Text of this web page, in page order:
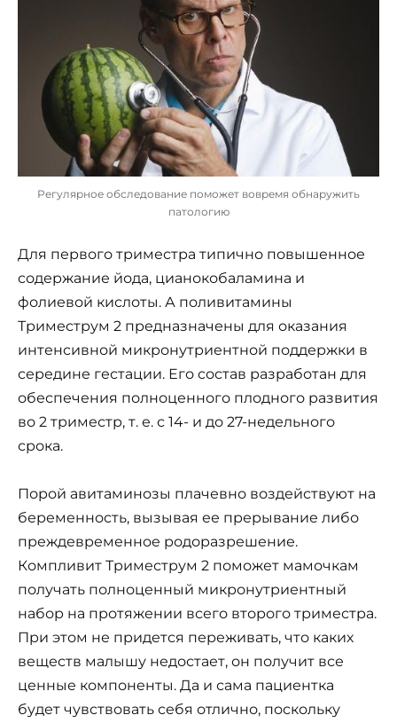
Регулярное обследование поможет вовремя обнаружить
патологию
Для первого триместра типично повышенное
содержание йода, цианокобаламина и
фолиевой кислоты. А поливитамины
Триместрум 2 предназначены для оказания
интенсивной микронутриентной поддержки в
середине гестации. Его состав разработан для
обеспечения полноценного плодного развития
во 2 триместр, т. е. с 14- и до 27-недельного
срока.
Порой авитаминозы плачевно воздействуют на
беременность, вызывая ее прерывание либо
преждевременное родоразрешение.
Компливит Триместрум 2 поможет мамочкам
получать полноценный микронутриентный
набор на протяжении всего второго триместра.
При этом не придется переживать, что каких
веществ малышу недостает, он получит все
ценные компоненты. Да и сама пациентка
будет чувствовать себя отлично, поскольку